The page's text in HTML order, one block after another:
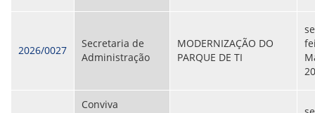
2026/0027
Secretaria de
Administração
MODERNIZAÇÃO DO
PARQUE DE TI
Conviva